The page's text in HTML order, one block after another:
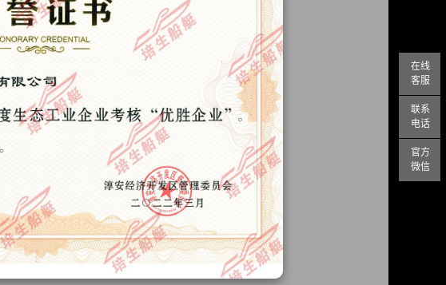
在线
客服
联系
电话
官方
微信